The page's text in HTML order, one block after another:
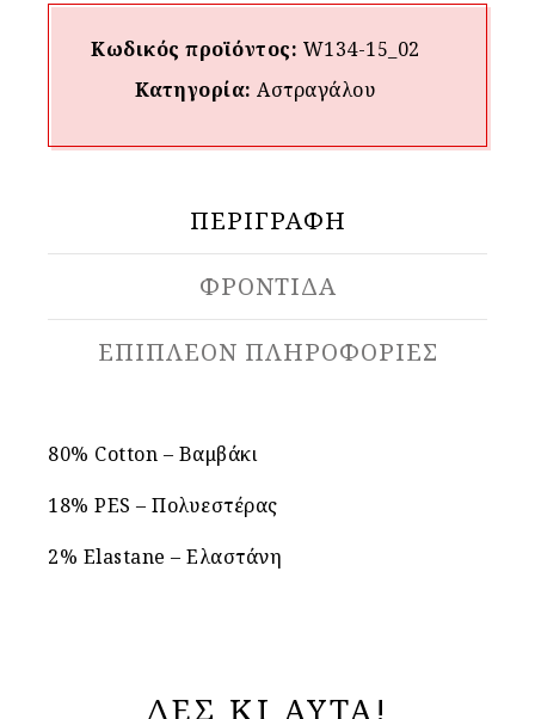
Κωδικός προϊόντος: W134-15_02
Κατηγορία:Αστραγάλου
ΠΕΡΙΓΡΑΦΉ
ΦΡΟΝΤΙΔΑ
ΕΠΙΠΛΈΟΝ ΠΛΗΡΟΦΟΡΊΕΣ
80% Cotton – Βαμβάκι
18% PES – Πολυεστέρας
2% Elastane – Ελαστάνη
ΔΕΣ ΚΙ ΑΥΤΑ!